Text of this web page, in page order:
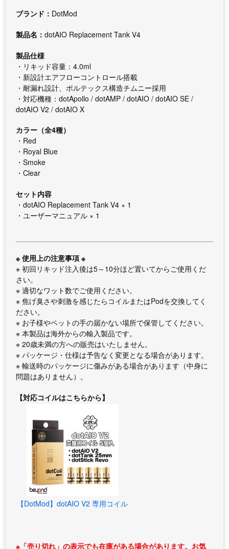
ブランド： DotMod
製品名：dotAIO Replacement Tank V4
製品仕様
・リキッド容量：4.0ml
・新設計エアフローコントロール搭載
・耐漏れ設計、ボルテックス構造チムニー採用
・対応機種：dotApollo / dotAMP / dotAIO / dotAIO SE /
dotAIO V2 / dotAIO X
カラー（全4種）
・Red
・Royal Blue
・Smoke
・Clear
セット内容
・dotAIO Replacement Tank V4 × 1
・ユーザーマニュアル × 1
※ 使用上の注意事項 ※
※ 初回リキッド注入後は5～10分ほど置いてからご使用くだ
さい。
※ 適切なワット数でご使用ください。
※ 焦げ臭さや刺激を感じたらコイルまたはPodを交換してく
ださい。
※ お子様やペットの手の届かない場所で保管してください。
※ 本製品は海外からの輸入製品です。
※ 20歳未満の方への販売はいたしません。
※ パッケージ・仕様は予告なく変更となる場合があります。
※ 輸送時のパッケージに傷みがある場合があります（中身に
問題はありません）。
【対応コイルはこちらから】
【DotMod】dotAIO V2 専用コイル
※「売り切れ」の表示でも在庫がある場合があります。お気